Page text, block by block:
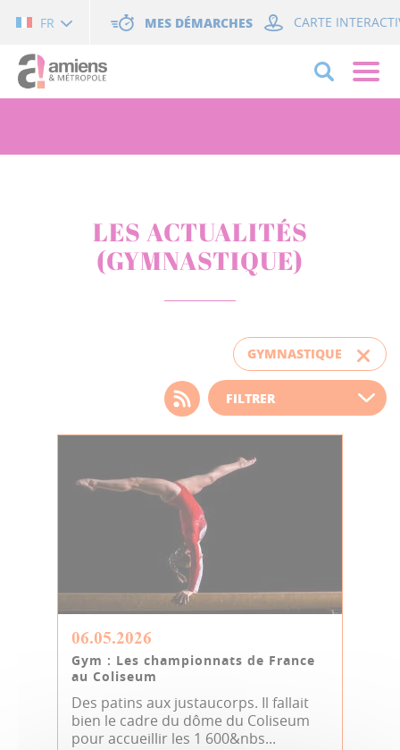
FR MES DÉMARCHES CARTE
LES ACTUALITÉS
(GYMNASTIQUE)
GYMNASTIQUE
Choisissez votre filtre
d'actualité
06.05.2026
Gym : Les championnats de France
au Coliseum
Des patins aux justaucorps. Il fallait
bien le cadre du dôme du Coliseum
pour accueillir les 1 600&nbs...